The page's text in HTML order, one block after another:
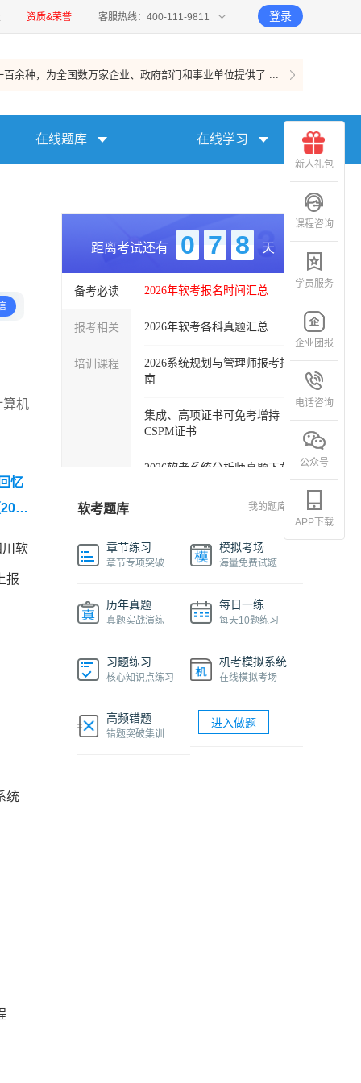
资质&荣誉 客服热线：400-111-9811 登录
百余种，为全国数万家企业、政府部门和事业单位提供了 ...
在线题库 在线学习
算机
忆
202
软
报
统
距离考试还有 0 7 8 天
备考必读
报考相关
培训课程
2026年软考报名时间汇总
2026年软考各科真题汇总
2026系统规划与管理师报考指
南
集成、高项证书可免考增持
CSPM证书
2026软考系统分析师真题下载
软考各科目自学必备学习包
2027年信息系统项目管理师精
品班
费课程
机考系统操作流程及画图讲解
软考网络工程师视频课程
软考题库 我的题库
章节练习
章节专项突破
模拟考场
海量免费试题
历年真题
真题实战演练
每日一练
每天10题练习
习题练习
核心知识点练习
机考模拟系统
在线模拟考场
高频错题
错题突破集训
进入做题
新人礼包
课程咨询
学员服务
企业团报
电话咨询
公众号
APP下载